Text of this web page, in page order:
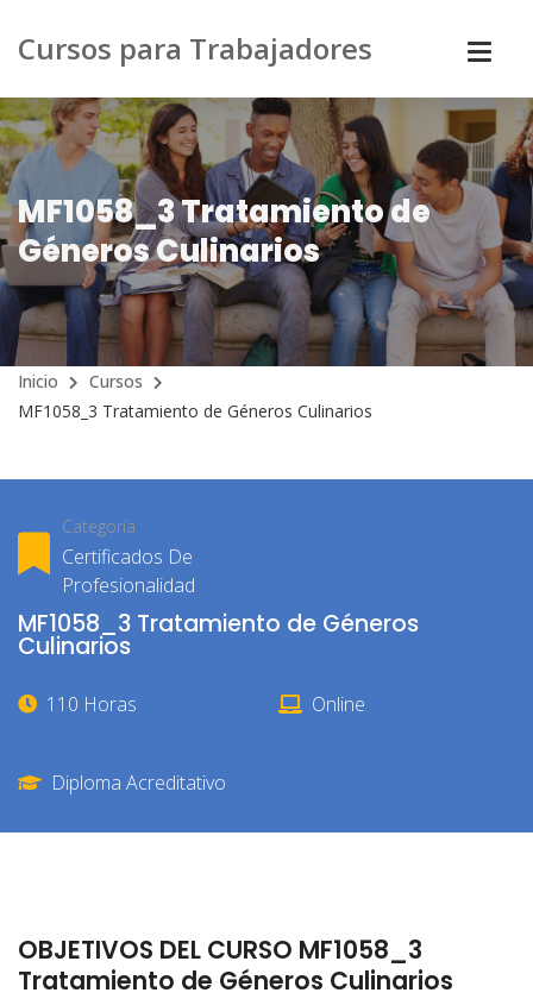
Cursos para Trabajadores
MF1058_3 Tratamiento de
Géneros Culinarios
Inicio
Cursos
MF1058_3 Tratamiento de Géneros Culinarios
Categoría
Certificados De
Profesionalidad
MF1058_3 Tratamiento de Géneros
Culinarios
110 Horas Online
Diploma Acreditativo
OBJETIVOS DEL CURSO MF1058_3
Tratamiento de Géneros Culinarios